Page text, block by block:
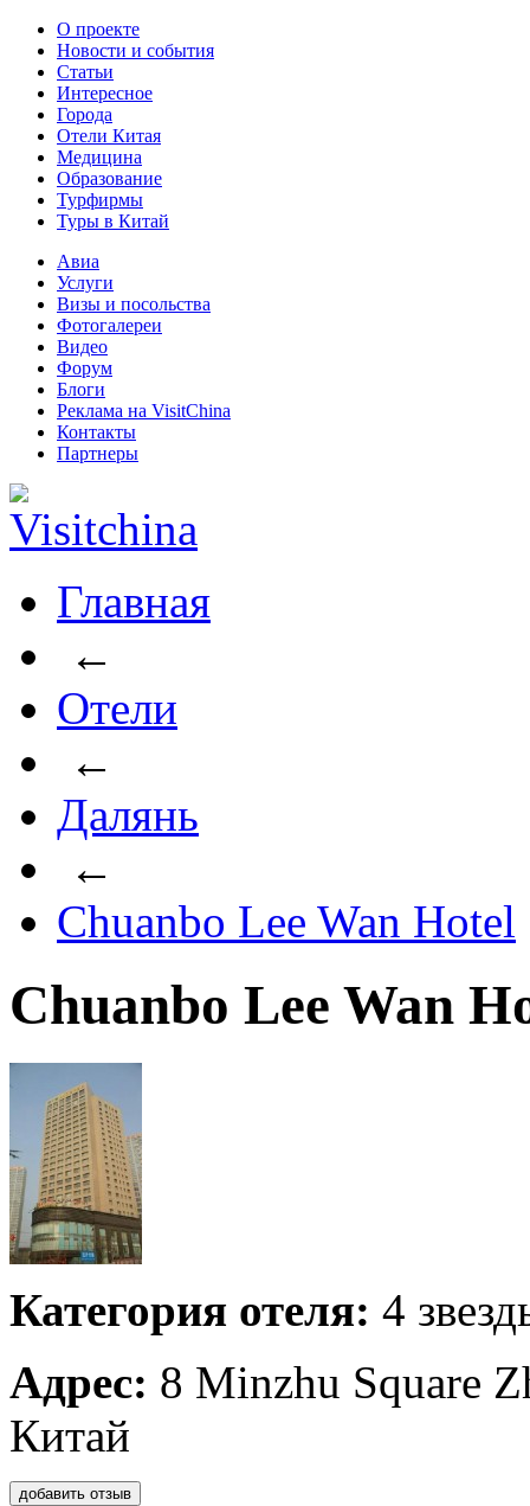
О проекте
Новости и события
Статьи
Интересное
Города
Отели Китая
Медицина
Образование
Турфирмы
Туры в Китай
Авиа
Услуги
Визы и посольства
Фотогалереи
Видео
Форум
Блоги
Реклама на VisitChina
Контакты
Партнеры
Главная
←
Отели
←
Далянь
←
Chuanbo Lee Wan Hotel
Chuanbo Lee Wan
Категория отеля: 4
Адрес: 8 Minzhu Square
Китай
добавить отзыв